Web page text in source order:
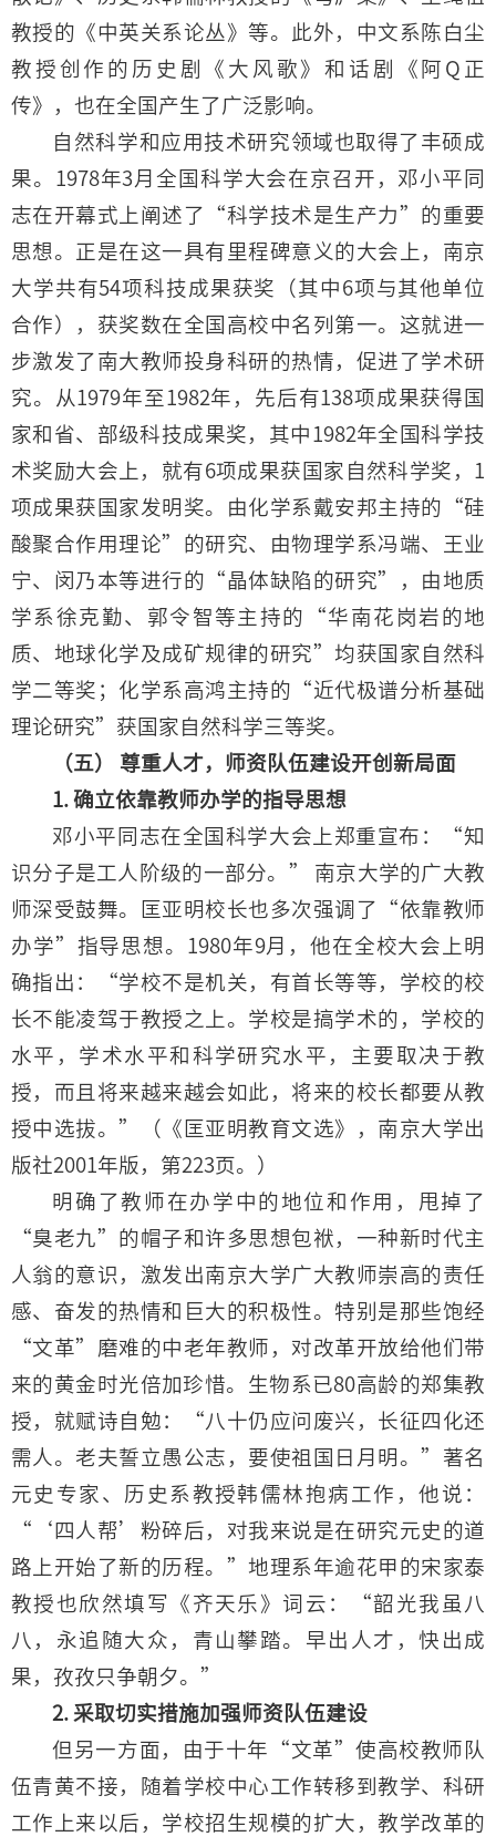
教授的《中英关系论丛》等。此外，中文系陈白尘
教授创作的历史剧《大风歌》和话剧《阿Q正
传》，也在全国产生了广泛影响。
自然科学和应用技术研究领域也取得了丰硕成
果。1978年3月全国科学大会在京召开，邓小平同
志在开幕式上阐述了“科学技术是生产力”的重要
思想。正是在这一具有里程碑意义的大会上，南京
大学共有54项科技成果获奖（其中6项与其他单位
合作），获奖数在全国高校中名列第一。这就进一
步激发了南大教师投身科研的热情，促进了学术研
究。从1979年至1982年，先后有138项成果获得国
家和省、部级科技成果奖，其中1982年全国科学技
术奖励大会上，就有6项成果获国家自然科学奖，1
项成果获国家发明奖。由化学系戴安邦主持的“硅
酸聚合作用理论”的研究、由物理学系冯端、王业
宁、闵乃本等进行的“晶体缺陷的研究”，由地质
学系徐克勤、郭令智等主持的“华南花岗岩的地
质、地球化学及成矿规律的研究”均获国家自然科
学二等奖；化学系高鸿主持的“近代极谱分析基础
理论研究”获国家自然科学三等奖。
（五） 尊重人才，师资队伍建设开创新局面
1. 确立依靠教师办学的指导思想
邓小平同志在全国科学大会上郑重宣布：“知
识分子是工人阶级的一部分。” 南京大学的广大教
师深受鼓舞。匡亚明校长也多次强调了“依靠教师
办学”指导思想。1980年9月，他在全校大会上明
确指出：“学校不是机关，有首长等等，学校的校
长不能凌驾于教授之上。学校是搞学术的，学校的
水平，学术水平和科学研究水平，主要取决于教
授，而且将来越来越会如此，将来的校长都要从教
授中选拔。”（《匡亚明教育文选》，南京大学出
版社2001年版，第223页。）
明确了教师在办学中的地位和作用，甩掉了
“臭老九”的帽子和许多思想包袱，一种新时代主
人翁的意识，激发出南京大学广大教师崇高的责任
感、奋发的热情和巨大的积极性。特别是那些饱经
“文革”磨难的中老年教师，对改革开放给他们带
来的黄金时光倍加珍惜。生物系已80高龄的郑集教
授，就赋诗自勉：“八十仍应问废兴，长征四化还
需人。老夫誓立愚公志，要使祖国日月明。”著名
元史专家、历史系教授韩儒林抱病工作，他说：
“‘四人帮’粉碎后，对我来说是在研究元史的道
路上开始了新的历程。”地理系年逾花甲的宋家泰
教授也欣然填写《齐天乐》词云：“韶光我虽八
八，永追随大众，青山攀踏。早出人才，快出成
果，孜孜只争朝夕。”
2. 采取切实措施加强师资队伍建设
但另一方面，由于十年“文革”使高校教师队
伍青黄不接，随着学校中心工作转移到教学、科研
工作上来以后，学校招生规模的扩大，教学改革的